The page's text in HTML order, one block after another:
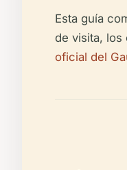
Esta guía
de visita, los
oficial del